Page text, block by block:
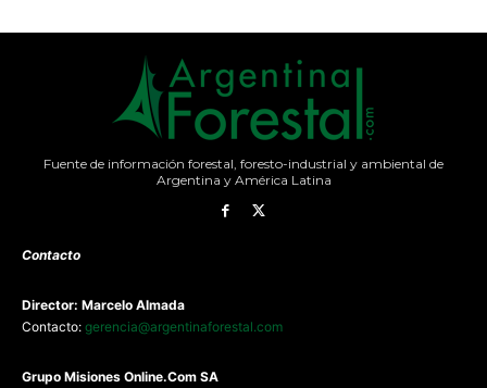
Fuente de información forestal, foresto-industrial y ambiental de
Argentina y América Latina
Contacto
Director: Marcelo Almada
Contacto: gerencia@argentinaforestal.com
Grupo Misiones Online.Com SA